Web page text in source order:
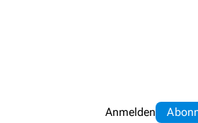
Anmelden Abo